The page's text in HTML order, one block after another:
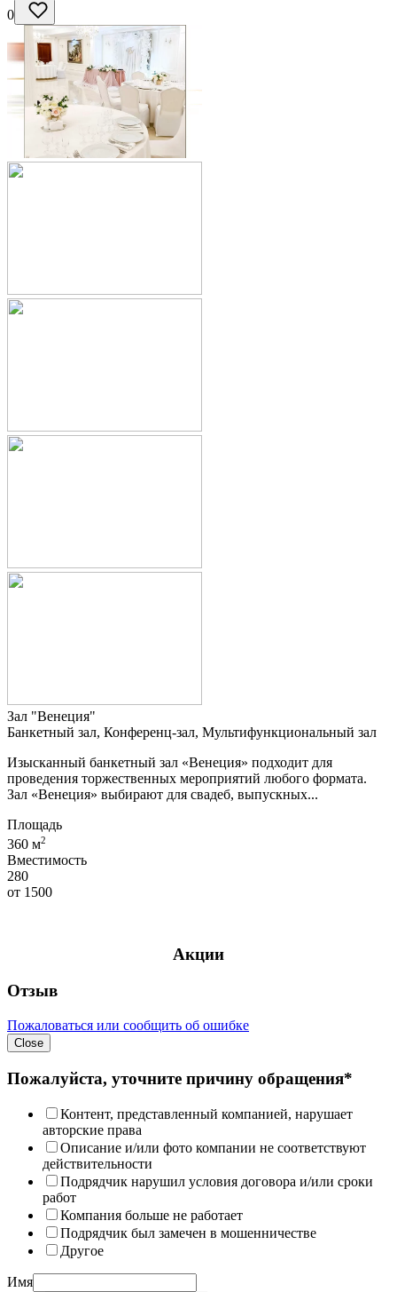
0
Зал "Венеция"
Банкетный зал, Конференц-зал, Мультифункциональный зал
Изысканный банкетный зал «Венеция» подходит для
проведения торжественных мероприятий любого формата.
Зал «Венеция» выбирают для свадеб, выпускных...
Площадь
360 м2
Вместимость
280
от 1500
Акции
Отзыв
Пожаловаться или сообщить об ошибке
Close
Пожалуйста, уточните причину обращения*
Контент, представленный компанией, нарушает
авторские права
Описание и/или фото компании не соответствуют
действительности
Подрядчик нарушил условия договора и/или сроки
работ
Компания больше не работает
Подрядчик был замечен в мошенничестве
Другое
Имя